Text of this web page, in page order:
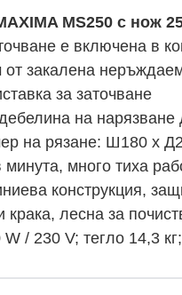
MS250 с нож
е включена в
закалена
за заточване
на
на рязане: Ш180 х
минута, много тиха
конструкция,
крака, лесна за
/ 230 V; тегло 14,3